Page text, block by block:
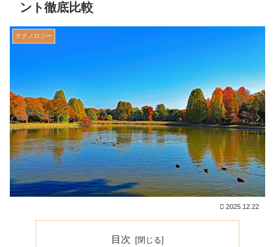
ント徹底比較
テクノロジー
2025.12.22
目次